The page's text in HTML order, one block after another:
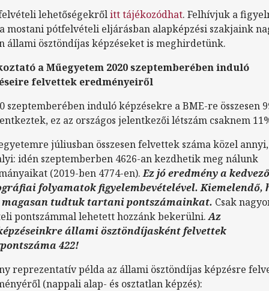
lehetőségekrőlitt tájékozódhat. Felhívjuk a
mostani pótfelvételi eljárásban alapképzési szakjaink
állami ösztöndíjas képzéseket is meghirdetünk.
a Műegyetem 2020 szeptemberében induló
felvettek eredményeiről
szeptemberében induló képzésekre a BME-re összesen
ez az országos jelentkezői létszám csaknem
júliusban összesen felvettek száma közel
idén szeptemberben 4626-an kezdhetik meg nálunk
(2019-ben 4774-en).Ez jó eredmény a
folyamatok figyelembevételével. Kiemelendő,
magasan tudtuk tartani pontszámainkat. Csak
pontszámmal lehetett hozzánk bekerülni.Az
állami ösztöndíjasként felvettek
422!
reprezentatív példa az állami ösztöndíjas képzésre
(nappali alap- és osztatlan képzés):